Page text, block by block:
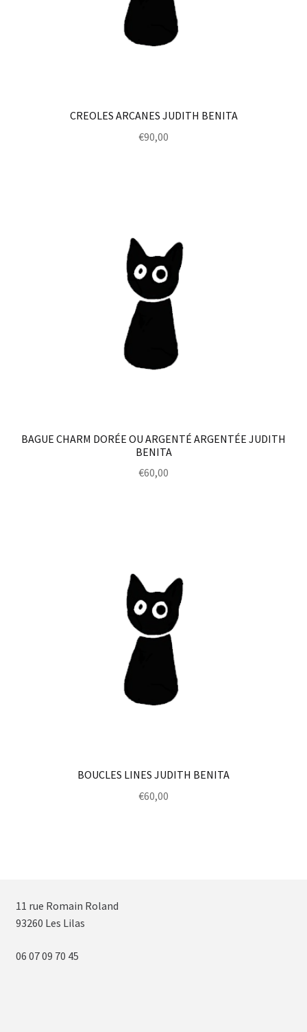
CREOLES ARCANES JUDITH BENITA
€90,00
BAGUE CHARM DORÉE OU ARGENTÉ ARGENTÉE JUDITH
BENITA
€60,00
BOUCLES LINES JUDITH BENITA
€60,00
11 rue Romain Roland
93260 Les Lilas
06 07 09 70 45